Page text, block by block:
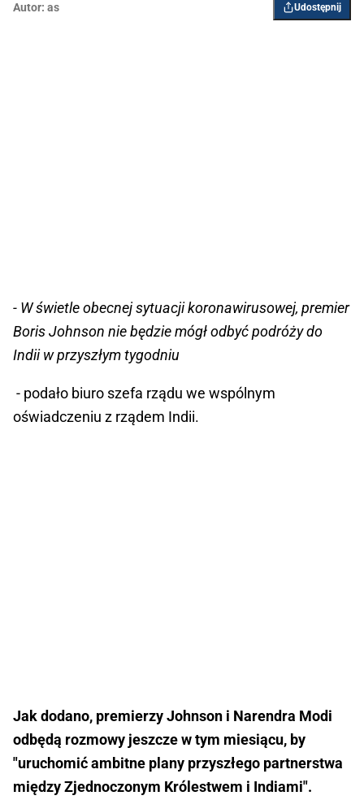
Autor: as Udostępnij
- W świetle obecnej sytuacji koronawirusowej, premier
Boris Johnson nie będzie mógł odbyć podróży do
Indii w przyszłym tygodniu
- podało biuro szefa rządu we wspólnym
oświadczeniu z rządem Indii.
Jak dodano, premierzy Johnson i Narendra Modi
odbędą rozmowy jeszcze w tym miesiącu, by
"uruchomić ambitne plany przyszłego partnerstwa
między Zjednoczonym Królestwem i Indiami".